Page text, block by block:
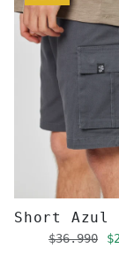
Short Azul
Precio
$36.990